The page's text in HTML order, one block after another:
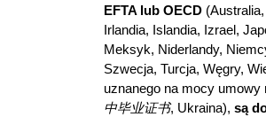
EFTA lub OECD
Irlandia, Islandia, Izrael,
Meksyk, Niderlandy,
Szwecja, Turcja, Węgry,
uznanego na mocy
中毕业证书, Ukraina), są